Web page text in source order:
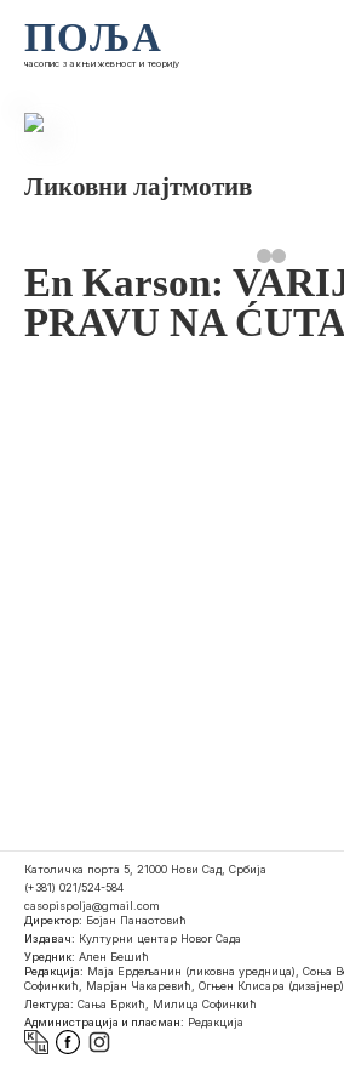
ПОЉА
часопис за књижевност и теорију
Ликовни лајтмотив
En Karson:
PRAVU NA
Католичка порта 5, 21000 Нови Сад, Србија
(+381) 021/524-584
casopispolja@gmail.com
Директор: Бојан Панаотовић
Издавач: Културни центар Новог Сада
Уредник: Ален Бешић
Редакција: Маја Ердељанин (ликовна уредница), Соња
Софинкић, Марјан Чакаревић, Огњен Клисара (дизајнер)
Лектура: Сања Бркић, Милица Софинкић
Администрација и пласман: Редакција